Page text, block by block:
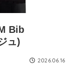
Bib
ュ)
2026.06.16